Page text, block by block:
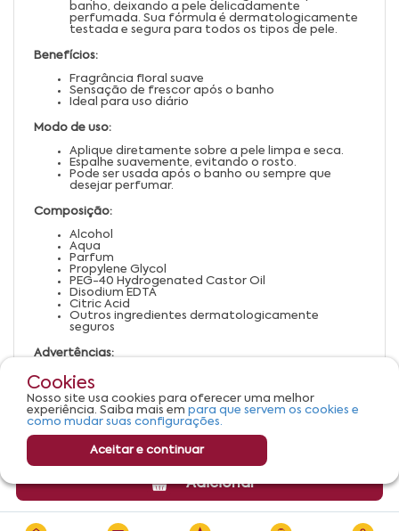
Adicionar
banho, deixando a pele delicadamente
perfumada. Sua fórmula é dermatologicamente
testada e segura para todos os tipos de pele.
Benefícios:
Fragrância floral suave
Sensação de frescor após o banho
Ideal para uso diário
Modo de uso:
Aplique diretamente sobre a pele limpa e seca.
Espalhe suavemente, evitando o rosto.
Pode ser usada após o banho ou sempre que
desejar perfumar.
Composição:
Alcohol
Aqua
Parfum
Propylene Glycol
PEG-40 Hydrogenated Castor Oil
Disodium EDTA
Citric Acid
Outros ingredientes dermatologicamente
seguros
Advertências:
Uso externo. Não ingerir.
Evite contato com os olhos.
Suspenda o uso em caso de irritação.
Mantenha fora do alcance de crianças.
Cookies
Nosso site usa cookies para oferecer uma melhor
experiência. Saiba mais em para que servem os cookies e
como mudar suas configurações.
Aceitar e continuar